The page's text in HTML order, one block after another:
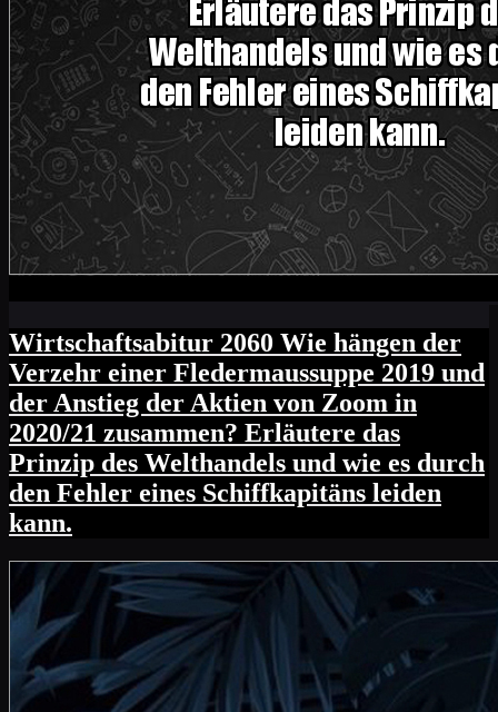
Wirtschaftsabitur 2060 Wie hängen der
Verzehr einer Fledermaussuppe 2019 und
der Anstieg der Aktien von Zoom in
2020/21 zusammen? Erläutere das
Prinzip des Welthandels und wie es durch
den Fehler eines Schiffkapitäns leiden
kann.